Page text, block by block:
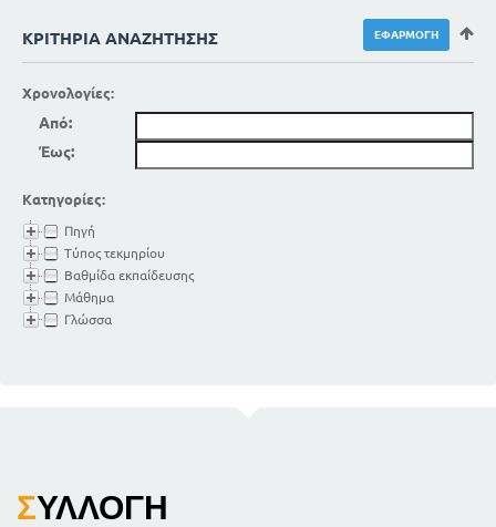
ΚΡΙΤΉΡΙΑ ΑΝΑΖΉΤΗΣΗΣ
Χρονολογίες:
Από:
Έως:
Κατηγορίες:
Πηγή
Τύπος τεκμηρίου
Βαθμίδα εκπαίδευσης
Μάθημα
Γλώσσα
ΣΥΛΛΟΓΉ